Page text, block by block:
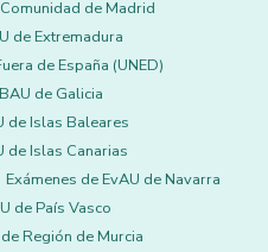
de Madrid
de Extremadura
de España (UNED)
de Galicia
de Islas Baleares
de Islas Canarias
Exámenes de EvAU de Navarra
de País Vasco
Región de Murcia